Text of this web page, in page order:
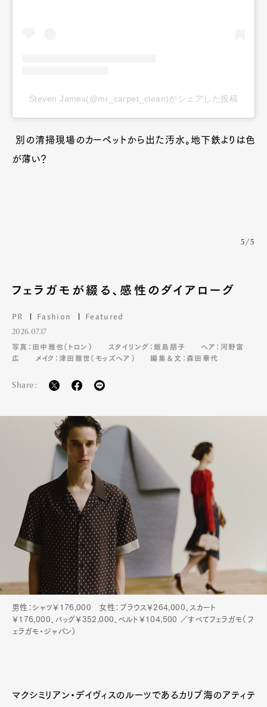
ProductCultureLifestyle
Pen international Pen tw
Steven James(@mr_carpet_clean)がシェアした投稿
別の清掃現場のカーペットから出た汚水。地下鉄よりは色
が薄い？
5/5
フェラガモが綴る、感性のダイアローグ
PR Fashion Featured
2026.07.17
写真：田中雅也（トロン）
スタイリング：飯島朋子
ヘア：河野富
広
メイク：津田雅世（モッズヘア） 編集＆文：森田華代
Share:
男性：シャツ￥176,000 女性：ブラウス￥264,000、スカート
￥176,000、バッグ￥352,000、ベルト￥104,500 ／すべてフェラガモ（フ
ェラガモ・ジャパン）
マクシミリアン・デイヴィスのルーツであるカリブ海のアティテ